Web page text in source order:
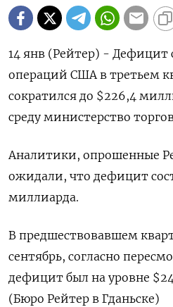
14 янв (Рейтер) - Дефицит
операций США в третьем
⁠сократился до $226,⁠4
‌среду ‍министерство
Аналитики, опрошенные
ожидали, ⁠что дефицит
миллиарда.
В ‌предшествовавшем
сентябрь, согласно
‍дефицит ‍был на ‍уровне
(Бюро ⁠Рейтер в Гданьске)